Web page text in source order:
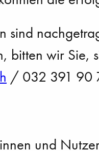
sind
bitten wir
/ 032 391 90
und